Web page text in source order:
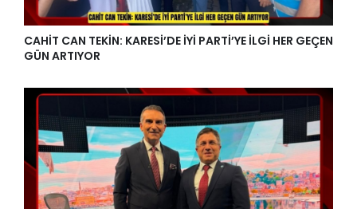
CAHİT CAN TEKİN: KARESİ’DE İYİ PARTİ’YE İLGİ HER GEÇEN
GÜN ARTIYOR